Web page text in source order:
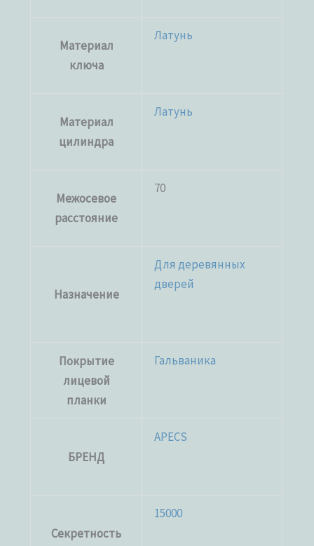
Материал
ключа
Латунь
Материал
цилиндра
Латунь
Межосевое
расстояние
70
Назначение
Для деревянных
дверей
Покрытие
лицевой
планки
Гальваника
БРЕНД
APECS
Секретность
15000